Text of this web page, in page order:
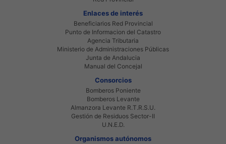
Enlaces de interés
Beneficiarios Red Provincial
Punto de Informacion del Catastro
Agencia Tributaria
Ministerio de Administraciones Públicas
Junta de Andalucia
Manual del Concejal
Consorcios
Bomberos Poniente
Bomberos Levante
Almanzora Levante R.T.R.S.U.
Gestión de Residuos Sector-II
U.N.E.D.
Organismos autónomos